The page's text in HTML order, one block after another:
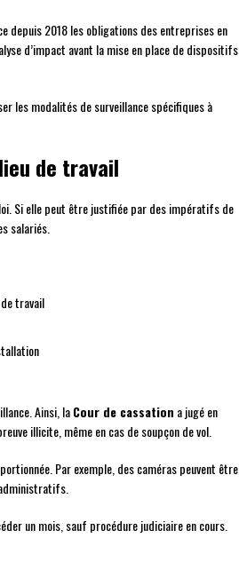
depuis 2018 les obligations des entreprises en
d’impact avant la mise en place de dispositifs
les modalités de surveillance spécifiques à
de travail
Si elle peut être justifiée par des impératifs de
salariés.
travail
Ainsi, laCour de cassation a jugé en
illicite, même en cas de soupçon de vol.
Par exemple, des caméras peuvent être
un mois, sauf procédure judiciaire en cours.